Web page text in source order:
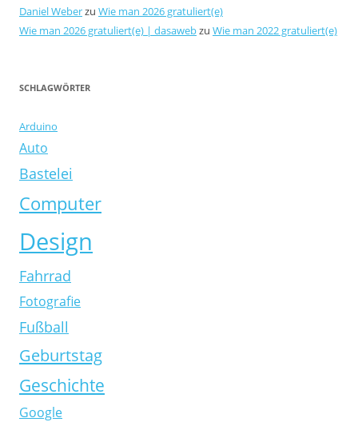
Daniel Weberzu Wie man 2026 gratuliert(e)
Wie man 2026 gratuliert(e) | dasawebzu Wie man 2022 gratuliert(e)
SCHLAGWÖRTER
Arduino
Auto
Bastelei
Computer
Design
Fahrrad
Fotografie
Fußball
Geburtstag
Geschichte
Google